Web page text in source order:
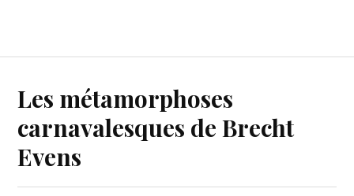
Les métamorphoses
carnavalesques de Brecht
Evens